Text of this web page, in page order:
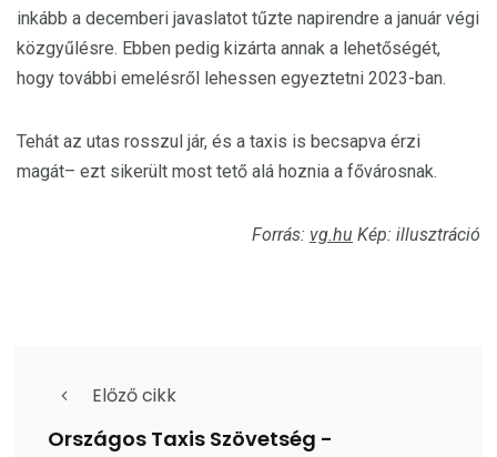
inkább a decemberi javaslatot tűzte napirendre a január végi
közgyűlésre. Ebben pedig kizárta annak a lehetőségét,
hogy további emelésről lehessen egyeztetni 2023-ban.
Tehát az utas rosszul jár, és a taxis is becsapva érzi
magát– ezt sikerült most tető alá hoznia a fővárosnak.
Forrás: vg.hu Kép: illusztráció
Előző cikk
Országos Taxis Szövetség -